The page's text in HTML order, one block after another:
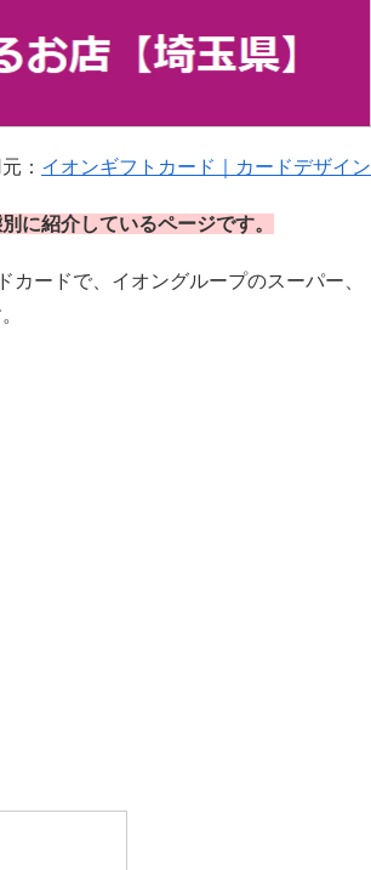
： イオンギフトカード｜カードデザイン
に紹介しているページです。
カードで、イオングループのスーパー、